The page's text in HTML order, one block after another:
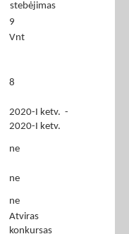
stebėjimas
9
Vnt
8
2020-I ketv. -
2020-I ketv.
ne
ne
ne
Atviras
konkursas